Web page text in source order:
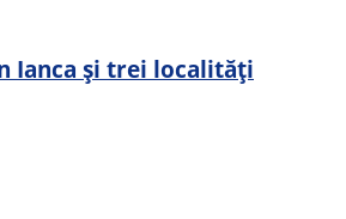
Ianca și trei localități